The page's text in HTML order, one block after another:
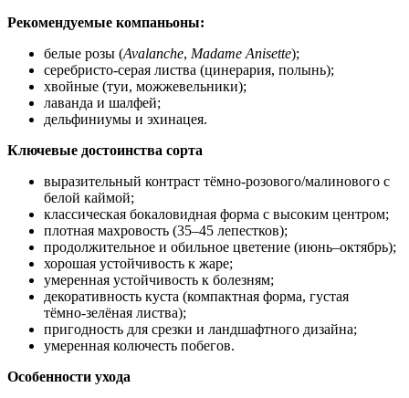
Рекомендуемые компаньоны:
белые розы (Avalanche, Madame Anisette);
серебристо‑серая листва (цинерария, полынь);
хвойные (туи, можжевельники);
лаванда и шалфей;
дельфиниумы и эхинацея.
Ключевые достоинства сорта
выразительный контраст тёмно‑розового/малинового с
белой каймой;
классическая бокаловидная форма с высоким центром;
плотная махровость (35–45 лепестков);
продолжительное и обильное цветение (июнь–октябрь);
хорошая устойчивость к жаре;
умеренная устойчивость к болезням;
декоративность куста (компактная форма, густая
тёмно‑зелёная листва);
пригодность для срезки и ландшафтного дизайна;
умеренная колючесть побегов.
Особенности ухода